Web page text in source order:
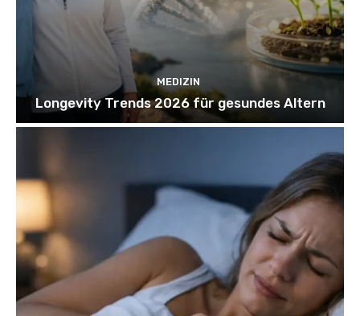
MEDIZIN
Longevity Trends 2026 für gesundes Altern